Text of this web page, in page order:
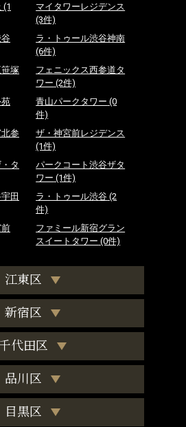
(1
マイタワーレジデンス
(3件)
ラ・トゥール渋谷神南
(6件)
塚
フェニックス西参道タ
ワー (2件)
青山パークタワー (0
件)
参
ザ・神宮前レジデンス
(1件)
タ
パークコート渋谷ザタ
ワー (1件)
田
ラ・トゥール渋谷 (2
件)
ファミール新宿グラン
スイートタワー (0件)
江東区
新宿区
代田区
品川区
目黒区